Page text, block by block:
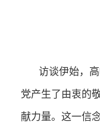
访谈伊始，
党产生了由衷的
献力量。这一信